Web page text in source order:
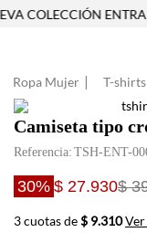
COLECCIÓN ENTRA
Ropa Mujer T-shirts
Camiseta tipo
Referencia: TSH-ENT-
30% $ 27.930$
3 cuotas de$ 9.310Ver